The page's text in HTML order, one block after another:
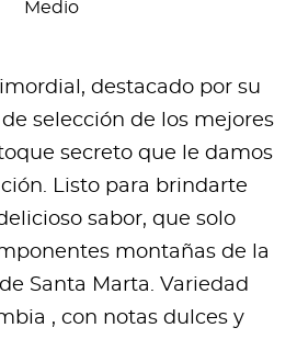
Medio
destacado por su
selección de los mejores
secreto que le damos
Listo para brindarte
sabor, que solo
montañas de la
Santa Marta. Variedad
, con notas dulces y